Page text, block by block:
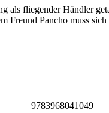
als fliegender Händler
Freund Pancho muss
9783968041049